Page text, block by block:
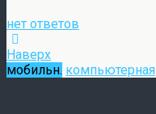
нет ответов
Наверх
мобильн. компьютерная